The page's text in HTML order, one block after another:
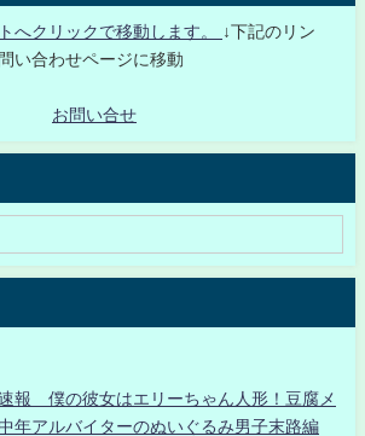
へクリックで移動します。
↓下記のリン
い合わせページに移動
お問い合せ
報 僕の彼女はエリーちゃん人形！豆腐メ
年アルバイターのぬいぐるみ男子末路編